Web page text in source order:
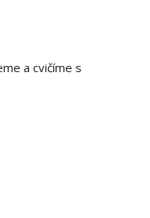
a cvičíme s